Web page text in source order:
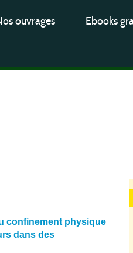
ouvrages Ebooks
confinement physique
dans des